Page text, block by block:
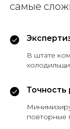
самые
В штате
Точность
повторные